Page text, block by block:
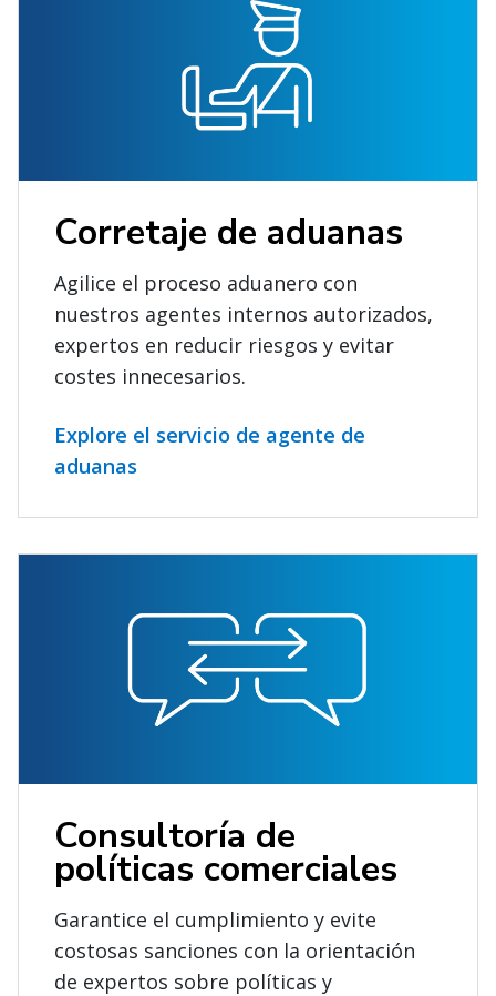
Corretaje de aduanas
Agilice el proceso aduanero con
nuestros agentes internos autorizados,
expertos en reducir riesgos y evitar
costes innecesarios.
Explore el servicio de agente de
aduanas
Consultoría de
políticas comerciales
Garantice el cumplimiento y evite
costosas sanciones con la orientación
de expertos sobre políticas y